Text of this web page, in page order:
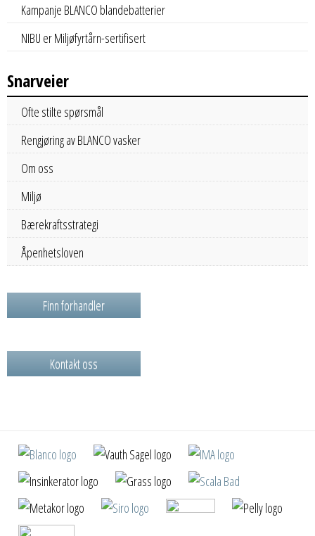
Kampanje BLANCO blandebatterier
NIBU er Miljøfyrtårn-sertifisert
Snarveier
Ofte stilte spørsmål
Rengjøring av BLANCO vasker
Om oss
Miljø
Bærekraftsstrategi
Åpenhetsloven
Finn forhandler
Kontakt oss